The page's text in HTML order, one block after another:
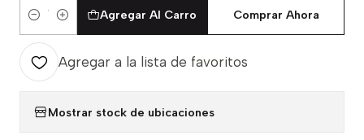
Cantidad
Agregar Al Carro Comprar Ahora
Agregar a la lista de favoritos
Mostrar stock de ubicaciones